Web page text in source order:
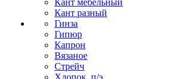
Кант мебельный
Кант разный
Гинза
Гипюр
Капрон
Вязаное
Стрейч
Хлопок, п/э